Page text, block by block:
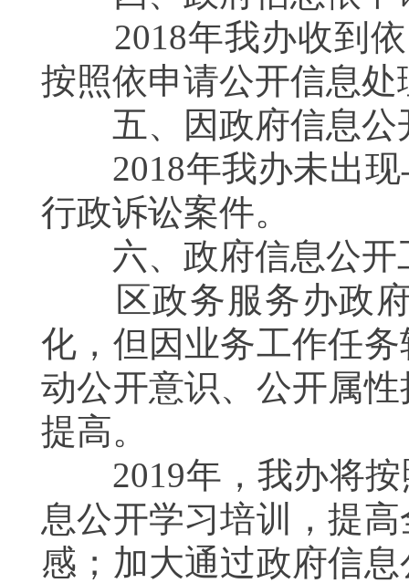
2018年我办收到
按照依申请公开信息处
五、因政府信息公
2018年我办未出
行政诉讼案件。
六、政府信息公开
区政务服务办政府
化，但因业务工作任
动公开意识、公开属
提高。
2019年，我办将
息公开学习培训，提
感；加大通过政府信